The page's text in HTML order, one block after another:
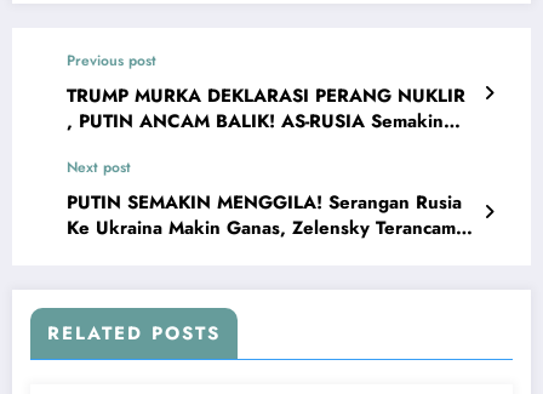
Previous post
TRUMP MURKA DEKLARASI PERANG NUKLIR
, PUTIN ANCAM BALIK! AS-RUSIA Semakin
Next post
PUTIN SEMAKIN MENGGILA! Serangan Rusia
Ke Ukraina Makin Ganas, Zelensky Terancam
RELATED POSTS